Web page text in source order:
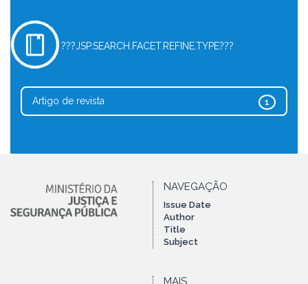
???JSP.SEARCH.FACET.REFINE.TYPE???
1
Artigo de revista
NAVEGAÇÃO
Issue Date
Author
Title
Subject
MAIS